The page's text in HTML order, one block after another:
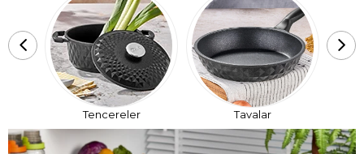
Tencereler Tavalar